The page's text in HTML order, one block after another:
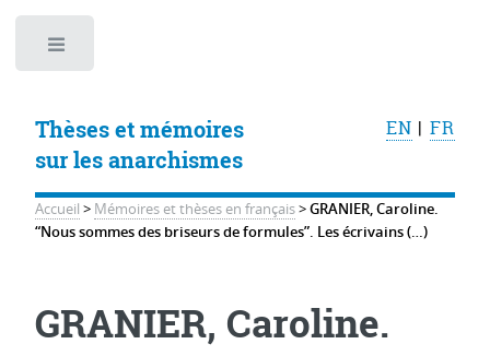
Thèses et mémoires
sur les anarchismes
EN | FR
Accueil > Mémoires et thèses en français>GRANIER, Caroline.
“Nous sommes des briseurs de formules”. Les écrivains (…)
GRANIER, Caroline.